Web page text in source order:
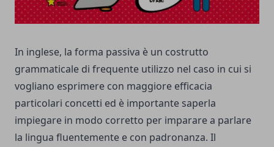
In inglese, la forma passiva è un costrutto
grammaticale di frequente utilizzo nel caso in cui si
vogliano esprimere con maggiore efficacia
particolari concetti ed è importante saperla
impiegare in modo corretto per imparare a parlare
la lingua fluentemente e con padronanza. Il